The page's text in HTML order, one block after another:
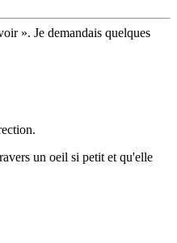
». Je demandais quelques
un oeil si petit et qu'elle